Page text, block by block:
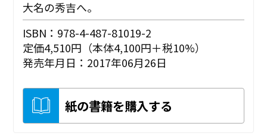
大名の秀吉へ。
ISBN：978-4-487-81019-2
定価4,510円（本体4,100円＋税10%）
発売年月日：2017年06月26日
紙の書籍を購入する